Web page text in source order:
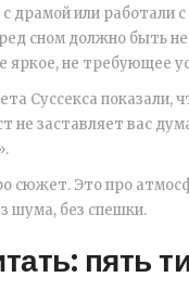
драмой или
сном должно быть
яркое, не требующее
Суссекса
не заставляет вас
сюжет. Это про
шума, без спешки.
пять